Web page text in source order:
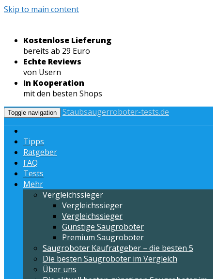
Skip to main content
Kostenlose Lieferung
bereits ab 29 Euro
Echte Reviews
von Usern
In Kooperation
mit den besten Shops
Toggle navigation Staubsaugerroboter-tests.de
Tipps
Ratgeber
FAQ
Tests
Mehr
Vergleichssieger
Vergleichssieger
Vergleichssieger
Günstige Saugroboter
Premium Saugroboter
Saugroboter Kaufratgeber – die besten 5
Die besten Saugroboter im Vergleich
Über uns